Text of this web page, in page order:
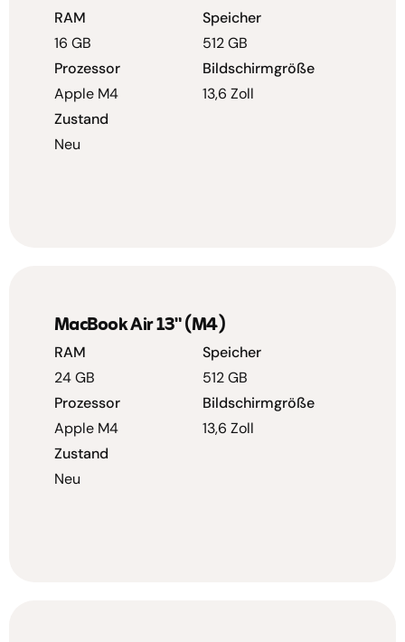
RAM
16 GB
Speicher
512 GB
Prozessor
Apple M4
Bildschirmgröße
13,6 Zoll
Zustand
Neu
MacBook Air 13" (M4)
RAM
24 GB
Speicher
512 GB
Prozessor
Apple M4
Bildschirmgröße
13,6 Zoll
Zustand
Neu